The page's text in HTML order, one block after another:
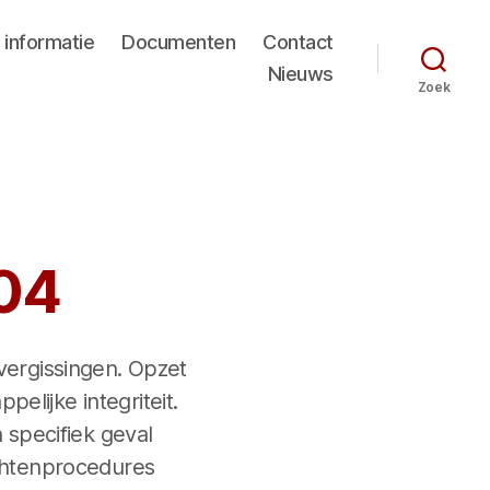
informatie Documenten
Contact
Nieuws
Zoek
Opzet
integriteit.
geval